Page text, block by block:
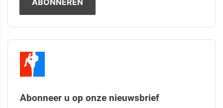
Abonneer u op onze nieuwsbrief